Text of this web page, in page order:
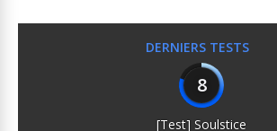
DERNIERS TESTS
8
[Test] Soulstice